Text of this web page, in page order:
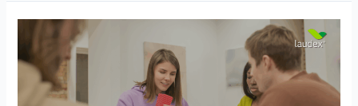
Cursos
para
estudiar